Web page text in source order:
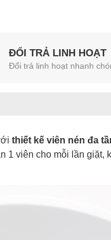
ĐỔI TRẢ LINH HOẠT
Đổi trả linh hoạt nhanh
thiết kế viên nén đa
1 viên cho mỗi lần